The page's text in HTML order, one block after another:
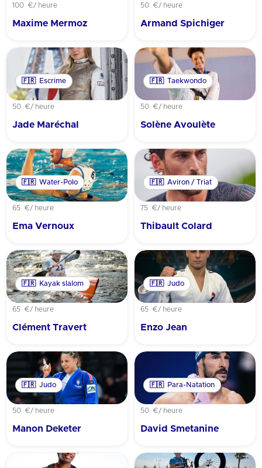
100 €/ heure
Maxime Mermoz
50 €/ heure
Armand Spichiger
🇫🇷 Escrime
50 €/ heure
Jade Maréchal
🇫🇷 Taekwondo
50 €/ heure
Solène Avoulète
🇫🇷 Water-Polo
65 €/ heure
Ema Vernoux
🇫🇷 Aviron / Triat
75 €/ heure
Thibault Colard
🇫🇷 Kayak slalom
65 €/ heure
Clément Travert
🇫🇷 Judo
65 €/ heure
Enzo Jean
🇫🇷 Judo
50 €/ heure
Manon Deketer
🇫🇷 Para-Natation
50 €/ heure
David Smetanine